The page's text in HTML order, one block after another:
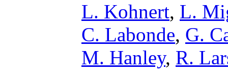
L. Kohnert, L.
C. Labonde, G.
M. Hanley, R.